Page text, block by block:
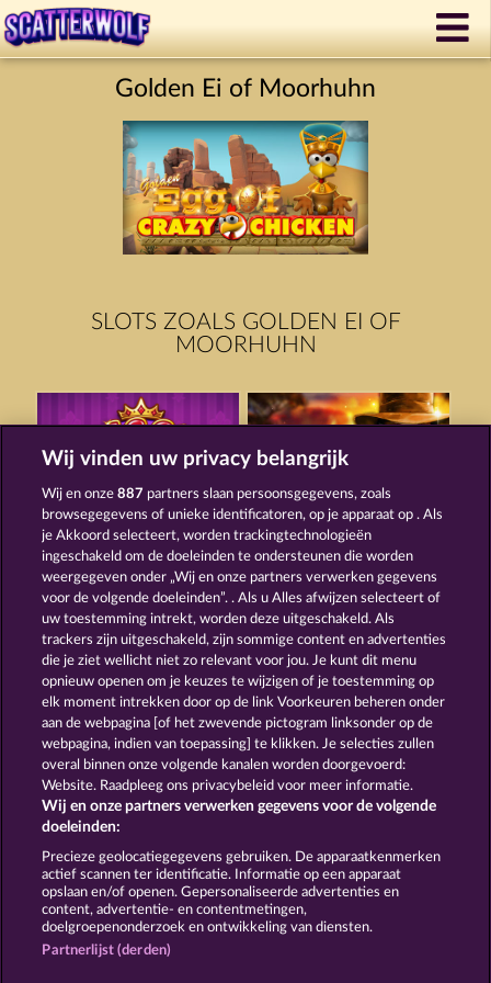
Golden Ei of Moorhuhn
SLOTS ZOALS GOLDEN EI OF
MOORHUHN
PIGGY KINGS SAVANNA MOON
KING OF THE JUNGLE BEAUTIFUL NATURE
Algemene voorwaarden Privacyverklaring
Colofon Bedrijf FAQ Facebook
Terugbetalingsverzoek indienen
Wij vinden uw privacy belangrijk
Wij en onze887 partners slaan persoonsgegevens, zoals
browsegegevens of unieke identificatoren, op je apparaat op . Als
je Akkoord selecteert, worden trackingtechnologieën
ingeschakeld om de doeleinden te ondersteunen die worden
weergegeven onder „Wij en onze partners verwerken gegevens
voor de volgende doeleinden”. . Als u Alles afwijzen selecteert of
uw toestemming intrekt, worden deze uitgeschakeld. Als
trackers zijn uitgeschakeld, zijn sommige content en advertenties
die je ziet wellicht niet zo relevant voor jou. Je kunt dit menu
opnieuw openen om je keuzes te wijzigen of je toestemming op
elk moment intrekken door op de link Voorkeuren beheren onder
aan de webpagina [of het zwevende pictogram linksonder op de
webpagina, indien van toepassing] te klikken. Je selecties zullen
overal binnen onze volgende kanalen worden doorgevoerd:
Website. Raadpleeg ons privacybeleid voor meer informatie.
Wij en onze partners verwerken gegevens voor de volgende
doeleinden:
Precieze geolocatiegegevens gebruiken. De apparaatkenmerken
actief scannen ter identificatie. Informatie op een apparaat
opslaan en/of openen. Gepersonaliseerde advertenties en
content, advertentie- en contentmetingen,
doelgroepenonderzoek en ontwikkeling van diensten.
Partnerlijst (derden)